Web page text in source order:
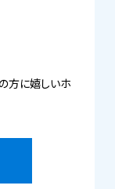
方に嬉しいホ